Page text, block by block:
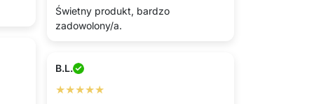
Świetny produkt, bardzo
zadowolony/a.
B.L.
★★★★★